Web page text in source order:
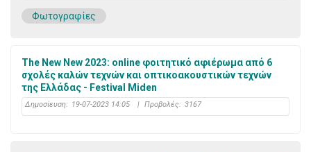
Φωτογραφίες
The New New 2023: online φοιτητικό αφιέρωμα από 6
σχολές καλών τεχνών και οπτικοακουστικών τεχνών
της Ελλάδας - Festival Miden
Δημοσίευση: 19-07-2023 14:05 | Προβολές: 3167